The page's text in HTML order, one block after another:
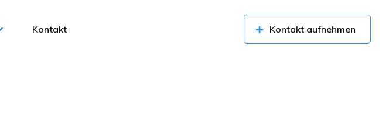
Kontakt Kontakt aufnehmen